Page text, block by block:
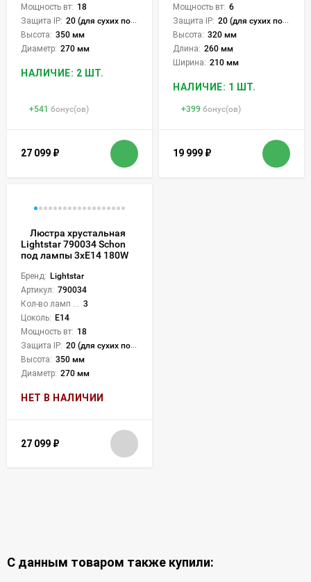
Мощность вт: 18
Защита IP: 20 (для сухих пом.)
Высота: 350 мм
Диаметр: 270 мм
НАЛИЧИЕ: 2 ШТ.
+541 бонус(ов)
27 099 ₽
Мощность вт: 6
Защита IP: 20 (для сухих пом.)
Высота: 320 мм
Длина: 260 мм
Ширина: 210 мм
НАЛИЧИЕ: 1 ШТ.
+399 бонус(ов)
19 999 ₽
Люстра хрустальная
Lightstar 790034 Schon
под лампы 3xE14 180W
Бренд: Lightstar
Артикул: 790034
Кол-во ламп или LED: 3
Цоколь: E14
Мощность вт: 18
Защита IP: 20 (для сухих пом.)
Высота: 350 мм
Диаметр: 270 мм
НЕТ В НАЛИЧИИ
27 099 ₽
С данным товаром также купили: